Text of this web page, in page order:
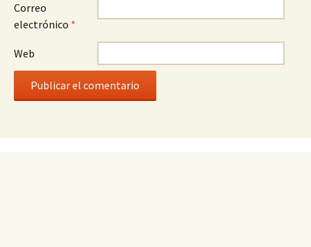
Correo
electrónico *
Web